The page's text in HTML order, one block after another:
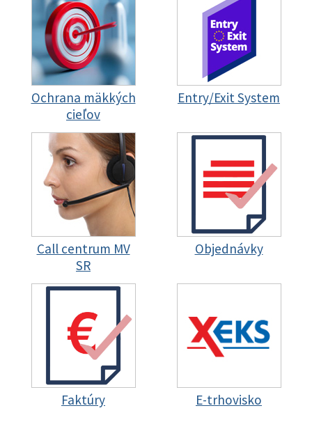
Ochrana mäkkých
cieľov
Entry/Exit System
Call centrum MV
SR
Objednávky
Faktúry E-trhovisko